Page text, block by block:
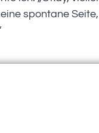
spontane